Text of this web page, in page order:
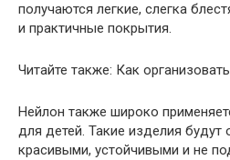
получаются легкие, слегка
и практичные покрытия.
Читайте также: Как
Нейлон также широко
для детей. Такие изделия будут
красивыми, устойчивыми и не